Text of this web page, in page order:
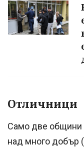
Отличници
Само две общини
над много добър